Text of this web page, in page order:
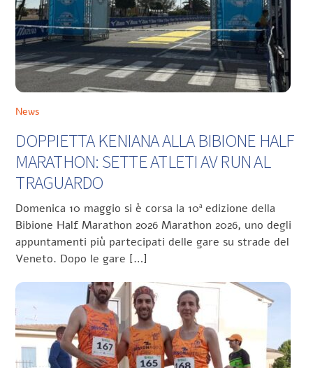
News
DOPPIETTA KENIANA ALLA BIBIONE HALF
MARATHON: SETTE ATLETI AV RUN AL
TRAGUARDO
Domenica 10 maggio si è corsa la 10ª edizione della
Bibione Half Marathon 2026 Marathon 2026, uno degli
appuntamenti più partecipati delle gare su strade del
Veneto. Dopo le gare […]